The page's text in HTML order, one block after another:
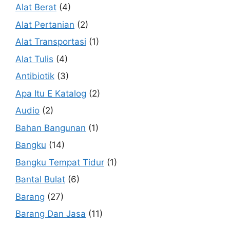
Alat Berat (4)
Alat Pertanian (2)
Alat Transportasi (1)
Alat Tulis (4)
Antibiotik (3)
Apa Itu E Katalog (2)
Audio (2)
Bahan Bangunan (1)
Bangku (14)
Bangku Tempat Tidur (1)
Bantal Bulat (6)
Barang (27)
Barang Dan Jasa (11)